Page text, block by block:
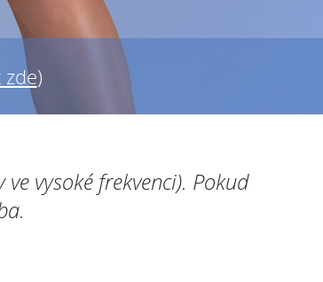
)
vysoké frekvenci). Pokud